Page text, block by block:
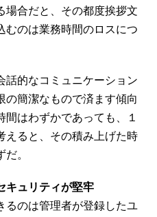
場合だと、その都度挨拶文
むのは業務時間のロスにつ
話的なコミュニケーション
の簡潔なもので済ます傾向
はわずかであっても、１
えると、その積み上げた時
。
キュリティが堅牢
るのは管理者が登録したユ